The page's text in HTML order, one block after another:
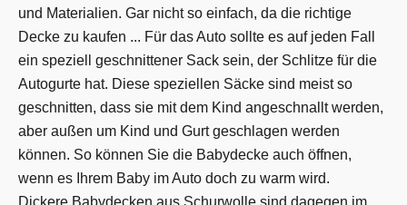
und Materialien. Gar nicht so einfach, da die richtige
Decke zu kaufen ... Für das Auto sollte es auf jeden Fall
ein speziell geschnittener Sack sein, der Schlitze für die
Autogurte hat. Diese speziellen Säcke sind meist so
geschnitten, dass sie mit dem Kind angeschnallt werden,
aber außen um Kind und Gurt geschlagen werden
können. So können Sie die Babydecke auch öffnen,
wenn es Ihrem Baby im Auto doch zu warm wird.
Dickere Babydecken aus Schurwolle sind dagegen im